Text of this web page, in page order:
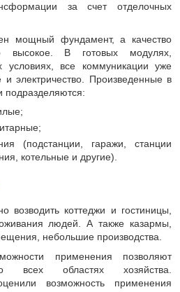
за счет отделочных
мощный фундамент, а качество
высокое. В готовых модулях,
условиях, все коммуникации уже
электричество. Произведенные в
подразделяются:
(подстанции, гаражи, станции
котельные и другие).
возводить коттеджи и гостиницы,
людей. А также казармы,
небольшие производства.
применения позволяют
всех областях хозяйства.
возможность применения